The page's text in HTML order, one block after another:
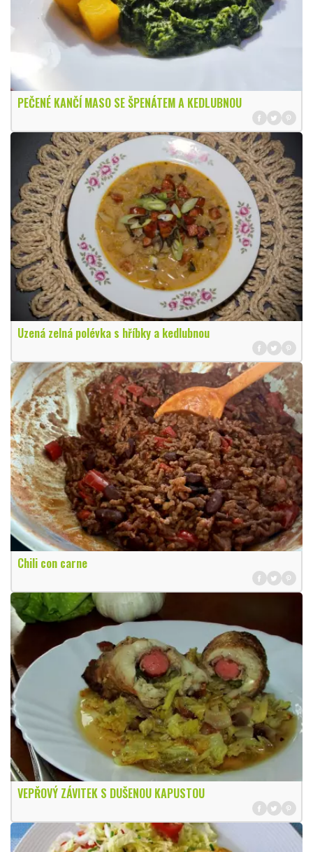
PEČENÉ KANČÍ MASO SE ŠPENÁTEM A KEDLUBNOU
Uzená zelná polévka s hříbky a kedlubnou
Chili con carne
VEPŘOVÝ ZÁVITEK S DUŠENOU KAPUSTOU